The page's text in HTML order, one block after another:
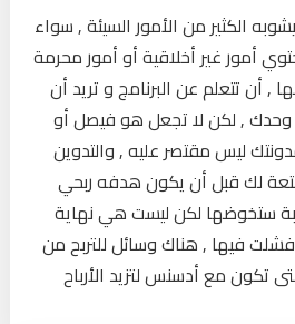
الكثير من الأمور السيئة , سواء
أمور غير أخلاقية أو أمور محرمة
, أن تتعلم عن البرنامج و تريد أن
وحدك , لكن لا تجعل هو فيصل أو
ليس مقتصر عليه , والتدوين
لك قبل أن يكون هدفه ربحي
ستخوضها لكن ليست هي نهاية
فيها , هناك وسائل للتربح من
تكون مع أدسنس لتزيد الأرباح